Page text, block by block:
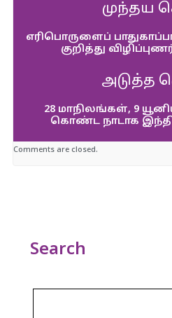
முந்தய
எரிபொருளைப்
குறித்து
அடுத்த
28 மாநிலங்கள், 9
கொண்ட நாடாக
Comments are closed.
Search